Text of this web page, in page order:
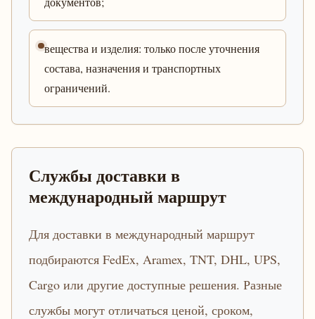
вещества и изделия: только после уточнения
состава, назначения и транспортных
ограничений.
Службы доставки в
международный маршрут
Для доставки в международный маршрут
подбираются FedEx, Aramex, TNT, DHL, UPS,
Cargo или другие доступные решения. Разные
службы могут отличаться ценой, сроком,